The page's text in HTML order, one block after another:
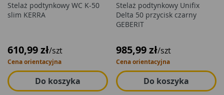
Stelaż podtynkowy WC K-50
slim KERRA
610,99 zł/szt
Cena orientacyjna
Do koszyka
Stelaż podtynkowy Unifix
Delta 50 przycisk czarny
GEBERIT
985,99 zł/szt
Cena orientacyjna
Do koszyka